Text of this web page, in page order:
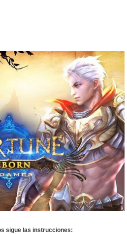
sigue las instrucciones: